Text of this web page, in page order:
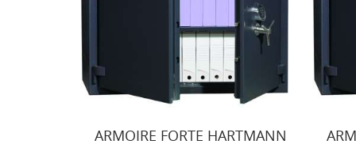
ARMOIRE FORTE HARTMANN